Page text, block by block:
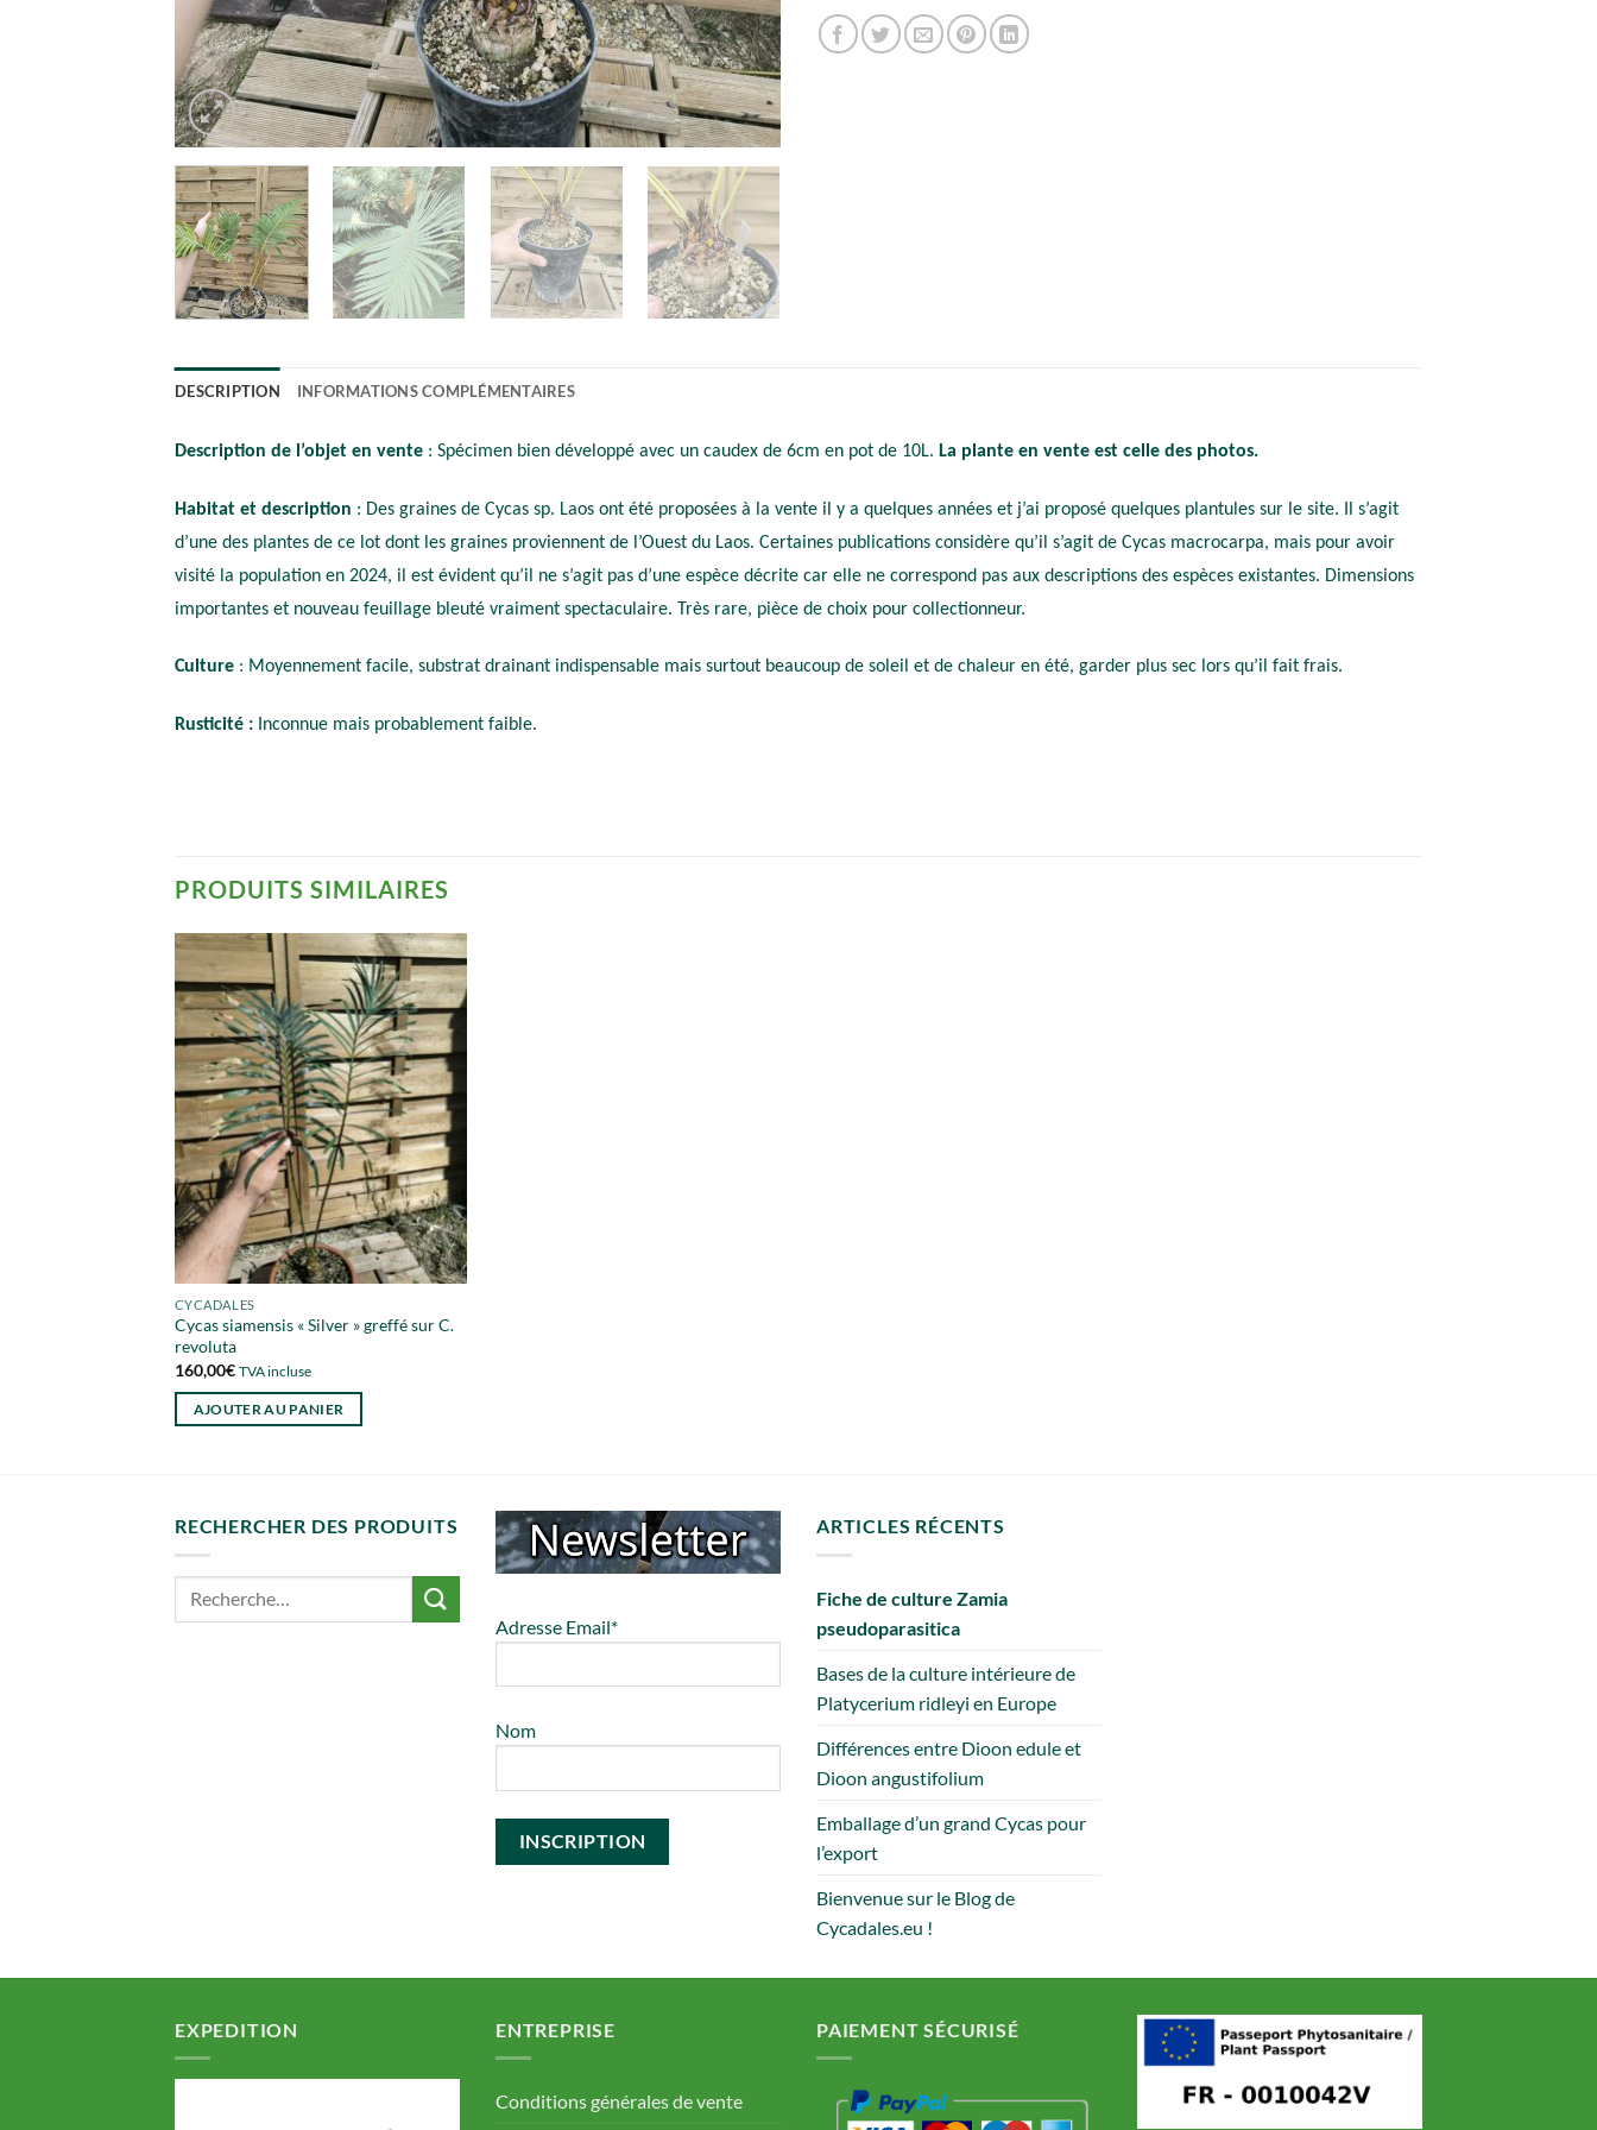
DESCRIPTION INFORMATIONS COMPLÉMENTAIRES
Description de l’objet en vente : Spécimen bien développé avec un caudex de 6cm en pot de 10L. La plante en vente est celle des photos.
Habitat et description : Des graines de Cycas sp. Laos ont été proposées à la vente il y a quelques années et j’ai proposé quelques plantules sur le site. Il s’agit
d’une des plantes de ce lot dont les graines proviennent de l’Ouest du Laos. Certaines publications considère qu’il s’agit de Cycas macrocarpa, mais pour avoir
visité la population en 2024, il est évident qu’il ne s’agit pas d’une espèce décrite car elle ne correspond pas aux descriptions des espèces existantes. Dimensions
importantes et nouveau feuillage bleuté vraiment spectaculaire. Très rare, pièce de choix pour collectionneur.
Culture : Moyennement facile, substrat drainant indispensable mais surtout beaucoup de soleil et de chaleur en été, garder plus sec lors qu’il fait frais.
Rusticité : Inconnue mais probablement faible.
PRODUITS SIMILAIRES
CYCADALES
Cycas siamensis « Silver » greffé sur C.
revoluta
160,00€ TVA incluse
AJOUTER AU PANIER
RECHERCHER DES PRODUITS
Adresse Email*
Nom
ARTICLES RÉCENTS
Fiche de culture Zamia
pseudoparasitica
Bases de la culture intérieure de
Platycerium ridleyi en Europe
Différences entre Dioon edule et
Dioon angustifolium
Emballage d’un grand Cycas pour
l’export
Bienvenue sur le Blog de
Cycadales.eu !
EXPEDITION ENTREPRISE
Conditions générales de vente
PAIEMENT SÉCURISÉ